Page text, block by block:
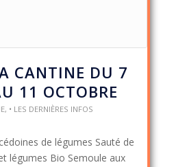
CANTINE DU 7
11 OCTOBRE
, • LES DERNIÈRES INFOS
de légumes Sauté de
légumes Bio Semoule aux